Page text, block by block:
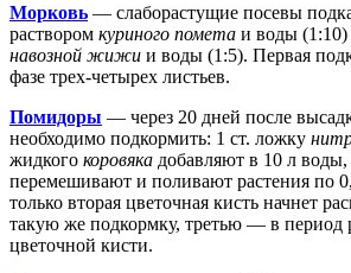
Морковь — слаборастущие посевы
раствором куриного помета и воды (1:10)
навозной жижи и воды (1:5). Первая
фазе трех-четырех листьев.
Помидоры — через 20 дней после
необходимо подкормить: 1 ст. ложку
жидкого коровяка добавляют в 10 л
перемешивают и поливают растения по
только вторая цветочная кисть начнет
такую же подкормку, третью — в период
цветочной кисти.